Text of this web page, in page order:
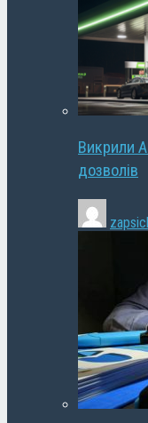
Викрили
дозволів